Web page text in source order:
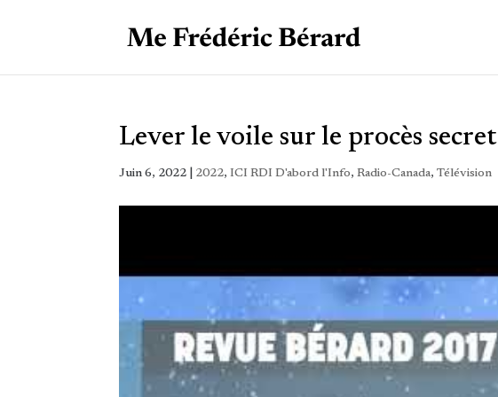
Lever le voile sur le procès secret
Juin 6, 2022 2022,ICI RDI D'abord l'Info,Radio-Canada,Télévision